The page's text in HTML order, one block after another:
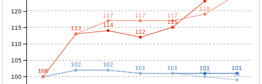
100
102 102
101 101 101 101
100
102 102
101 101
100
99
100
113
114
112
115
100
113
117 117 117
119
100
105
110
115
120